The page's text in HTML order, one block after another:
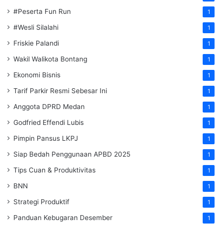
#Peserta Fun Run 1
#Wesli Silalahi 1
Friskie Palandi 1
Wakil Walikota Bontang 1
Ekonomi Bisnis 1
Tarif Parkir Resmi Sebesar Ini 1
Anggota DPRD Medan 1
Godfried Effendi Lubis 1
Pimpin Pansus LKPJ 1
Siap Bedah Penggunaan APBD 2025 1
Tips Cuan & Produktivitas 1
BNN 1
Strategi Produktif 1
Panduan Kebugaran Desember 1